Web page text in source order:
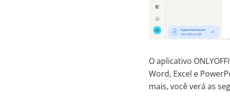
O aplicativo
Word, Excel e
mais, você verá as